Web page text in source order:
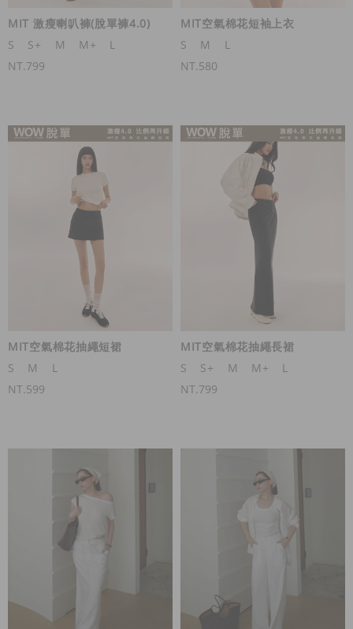
MIT 激瘦喇叭褲(脫單褲4.0)
S
S+ M M+
L
NT.799
MIT空氣棉花短袖上衣
S
M
L
NT.580
MIT空氣棉花抽繩短裙
S
M
L
NT.599
MIT空氣棉花抽繩長裙
S
S+ M M+
L
NT.799